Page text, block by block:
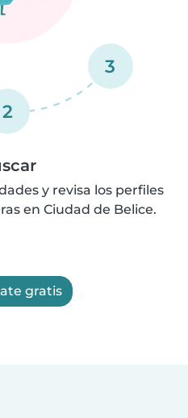
2
3
y revisa los perfiles
en Ciudad de Belice.
gratis